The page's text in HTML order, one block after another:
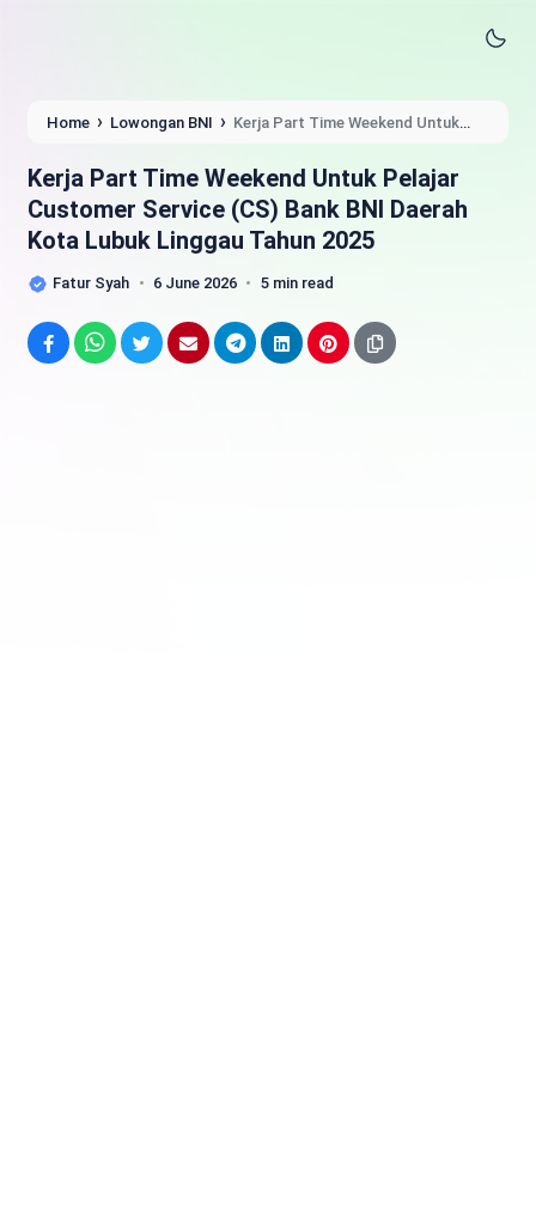
Home › Lowongan BNI › Kerja Part Time Weekend Untuk
Linggau Tahun 2025
Kerja Part Time Weekend Untuk Pelajar
Customer Service (CS) Bank BNI Daerah
Kota Lubuk Linggau Tahun 2025
Fatur Syah 6 June 2026 5 min read